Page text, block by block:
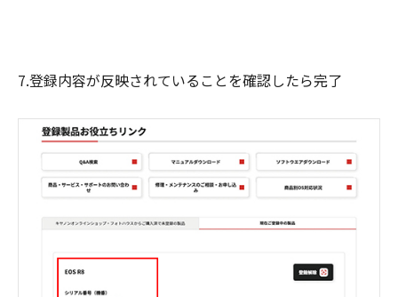
7.登録内容が反映されていることを確認したら完了